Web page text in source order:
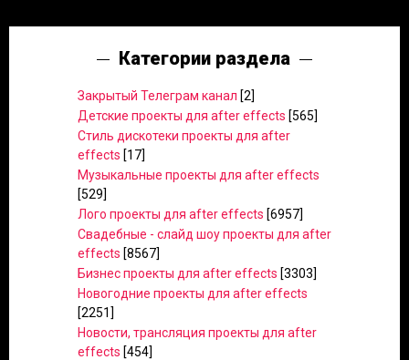
Категории раздела
Закрытый Телеграм канал [2]
Детские проекты для after effects [565]
Стиль дискотеки проекты для after
effects [17]
Музыкальные проекты для after effects
[529]
Лого проекты для after effects [6957]
Свадебные - слайд шоу проекты для after
effects [8567]
Бизнес проекты для after effects [3303]
Новогодние проекты для after effects
[2251]
Новости, трансляция проекты для after
effects [454]